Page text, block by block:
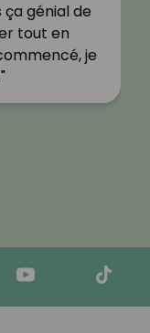
ça génial de
tout en
je